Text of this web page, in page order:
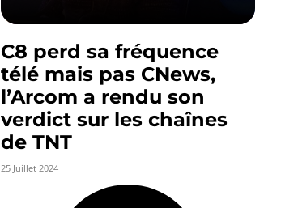
C8 perd sa fréquence
télé mais pas CNews,
l’Arcom a rendu son
verdict sur les chaînes
de TNT
25 Juillet 2024